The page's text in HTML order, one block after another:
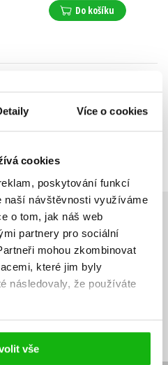
Více o cookies
cookies
poskytování funkcí
naší návštěvnosti využíváme
o tom, jak náš web
partnery pro sociální
mohou zkombinovat
které jim byly
následovaly, že používáte
vše
Do košíku
1
první!
na jaké zboží je výhodná
k odběru našich e-
zpracováním osobních údajů.
Přihlásit se